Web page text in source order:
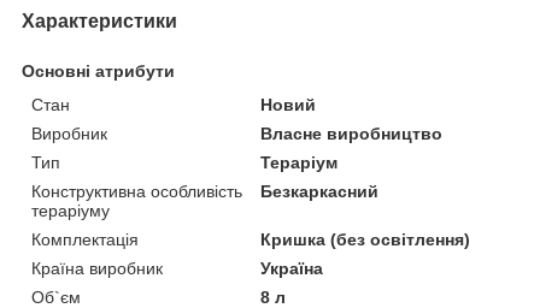
Характеристики
Основні атрибути
Стан
Новий
Виробник
Власне виробництво
Тип
Тераріум
Конструктивна особливість
тераріуму
Безкаркасний
Комплектація
Кришка (без освітлення)
Країна виробник
Україна
Об`єм
8 л